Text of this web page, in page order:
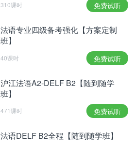
310课时 免费试听
法语专业四级备考强化【方案定制
班】
40课时 免费试听
沪江法语A2-DELF B2【随到随学
班】
471课时 免费试听
法语DELF B2全程【随到随学班】